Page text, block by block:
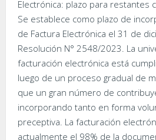
Electrónica: plazo para restantes
Se establece como plazo de
de Factura Electrónica el 31 de
Resolución N° 2548/2023. La
facturación electrónica está
luego de un proceso gradual de
que un gran número de
incorporando tanto en forma
preceptiva. La facturación
actualmente el 98% de la